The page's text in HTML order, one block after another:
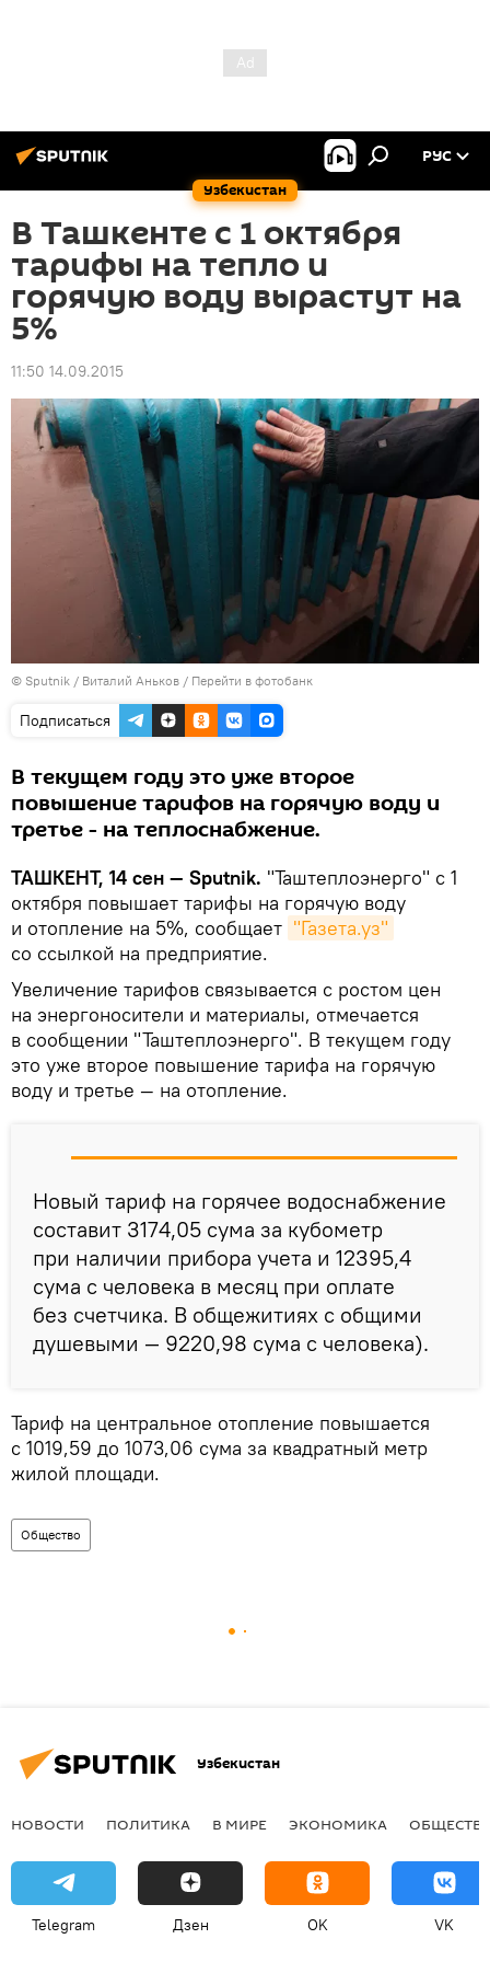
Узбекистан
РУС
В Ташкенте с 1 октября
тарифы на тепло и
горячую воду вырастут на
5%
11:50 14.09.2015
© Sputnik / Виталий Аньков / Перейти в фотобанк
Подписаться
В текущем году это уже второе
повышение тарифов на горячую воду и
третье - на теплоснабжение.
ТАШКЕНТ, 14 сен — Sputnik. "Таштеплоэнерго" с 1
октября повышает тарифы на горячую воду
и отопление на 5%, сообщает "Газета.уз"
со ссылкой на предприятие.
Увеличение тарифов связывается с ростом цен
на энергоносители и материалы, отмечается
в сообщении "Таштеплоэнерго". В текущем году
это уже второе повышение тарифа на горячую
воду и третье — на отопление.
Новый тариф на горячее водоснабжение
составит 3174,05 сума за кубометр
при наличии прибора учета и 12395,4
сума с человека в месяц при оплате
без счетчика. В общежитиях с общими
душевыми — 9220,98 сума с человека).
Тариф на центральное отопление повышается
с 1019,59 до 1073,06 сума за квадратный метр
жилой площади.
Общество
Узбекистан
НОВОСТИ ПОЛИТИКА В МИРЕ ЭКОНОМИКА
Telegram Дзен OK VK